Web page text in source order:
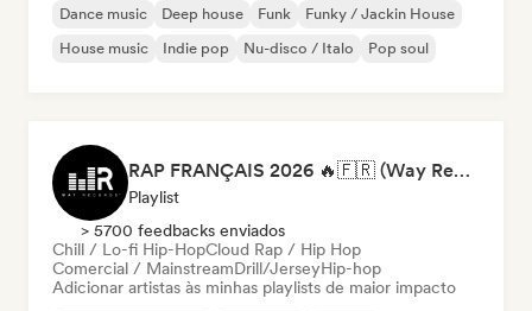
Dance music Deep house Funk
Funky / Jackin House
House music
Indie pop Nu-disco / Italo Pop soul
RAP FRANÇAIS 2026 🔥🇫🇷 (Way Records)
Playlist
> 5700 feedbacks enviados
Chill / Lo-fi Hip-HopCloud Rap / Hip Hop
Comercial / MainstreamDrill/JerseyHip-hop
Adicionar artistas às minhas playlists de maior impacto